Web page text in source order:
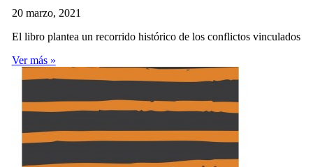
20 marzo, 2021
El libro plantea un recorrido histórico de los conflictos vinculados
Ver más »